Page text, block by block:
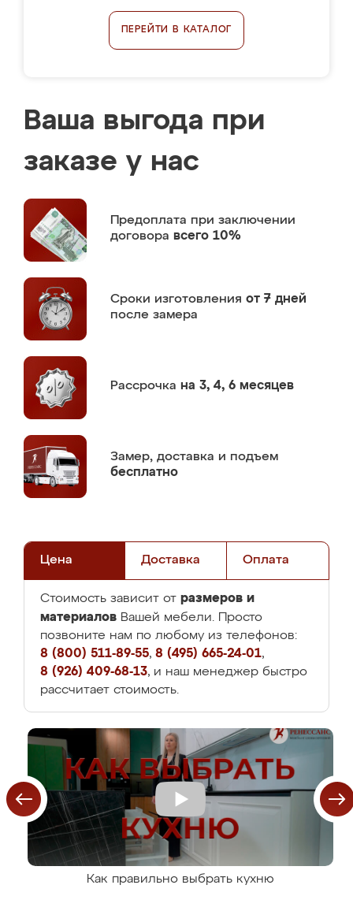
ПЕРЕЙТИ В КАТАЛОГ
Ваша выгода при
заказе у нас
Предоплата при заключении
договора всего 10%
Сроки изготовления от 7 дней
после замера
Рассрочка на 3, 4, 6 месяцев
Замер, доставка и подъем
бесплатно
Цена Доставка Оплата
Стоимость зависит от размеров и
материалов Вашей мебели. Просто
позвоните нам по любому из телефонов:
8 (800) 511-89-55, 8 (495) 665-24-01,
8 (926) 409-68-13, и наш менеджер быстро
рассчитает стоимость.
Как правильно выбрать кухню